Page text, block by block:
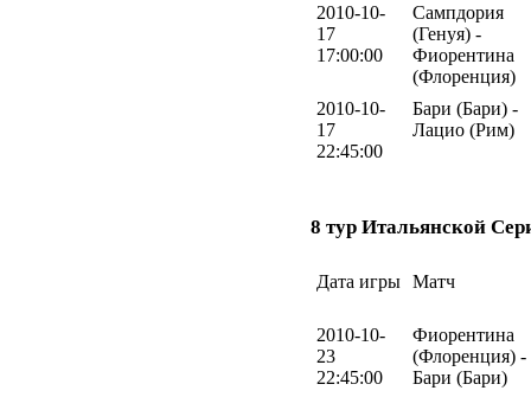
2010-10-
17
17:00:00
Сампдория
(Генуя) -
Фиорентина
(Флоренция)
2010-10-
17
22:45:00
Бари (Бари) -
Лацио (Рим)
8 тур Итальянской
Дата игры Матч
2010-10-
23
22:45:00
Фиорентина
(Флоренция) -
Бари (Бари)